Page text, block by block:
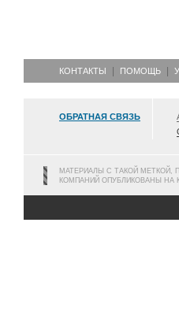
КОНТАКТЫ ПОМОЩЬ
ОБРАТНАЯ СВЯЗЬ
МАТЕРИАЛЫ С ТАКОЙ МЕТКОЙ,
КОМПАНИЙ ОПУБЛИКОВАНЫ